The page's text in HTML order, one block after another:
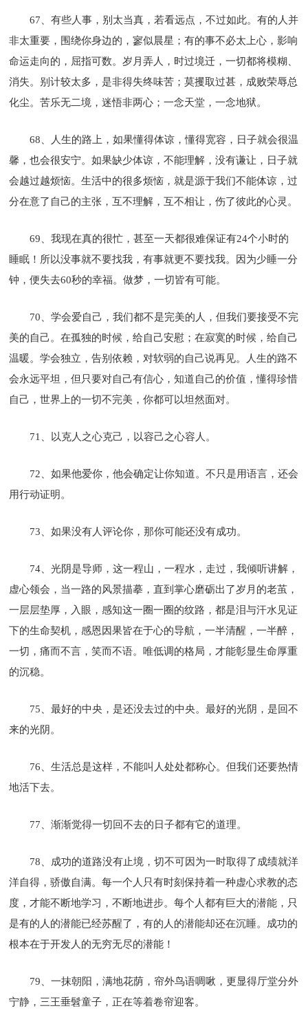
67、有些人事，别太当真，若看远点，不过如此。有的人并
非太重要，围绕你身边的，寥似晨星；有的事不必太上心，影响
命运走向的，屈指可数。岁月弄人，时过境迁，一切都将模糊、
消失。别计较太多，是非得失终味苦；莫攫取过甚，成败荣辱总
化尘。苦乐无二境，迷悟非两心；一念天堂，一念地狱。
68、人生的路上，如果懂得体谅，懂得宽容，日子就会很温
馨，也会很安宁。如果缺少体谅，不能理解，没有谦让，日子就
会越过越烦恼。生活中的很多烦恼，就是源于我们不能体谅，过
分在意了自己的主张，互不理解，互不相让，伤了彼此的心灵。
69、我现在真的很忙，甚至一天都很难保证有24个小时的
睡眠！所以没事就不要找我，有事就更不要找我。因为少睡一分
钟，便失去60秒的幸福。做梦，一切皆有可能。
70、学会爱自己，我们都不是完美的人，但我们要接受不完
美的自己。在孤独的时候，给自己安慰；在寂寞的时候，给自己
温暖。学会独立，告别依赖，对软弱的自己说再见。人生的路不
会永远平坦，但只要对自己有信心，知道自己的价值，懂得珍惜
自己，世界上的一切不完美，你都可以坦然面对。
71、以克人之心克己，以容己之心容人。
72、如果他爱你，他会确定让你知道。不只是用语言，还会
用行动证明。
73、如果没有人评论你，那你可能还没有成功。
74、光阴是导师，这一程山，一程水，走过，我倾听讲解，
虚心领会，当一路的风景描摹，直到掌心磨砺出了岁月的老茧，
一层层垫厚，入眼，感知这一圈一圈的纹路，都是泪与汗水见证
下的生命契机，感恩因果皆在于心的导航，一半清醒，一半醉，
一切，痛而不言，笑而不语。唯低调的格局，才能彰显生命厚重
的沉稳。
75、最好的中央，是还没去过的中央。最好的光阴，是回不
来的光阴。
76、生活总是这样，不能叫人处处都称心。但我们还要热情
地活下去。
77、渐渐觉得一切回不去的日子都有它的道理。
78、成功的道路没有止境，切不可因为一时取得了成绩就洋
洋自得，骄傲自满。每一个人只有时刻保持着一种虚心求教的态
度，才能不断地学习，不断地进步。每个人都有巨大的潜能，只
是有的人的潜能已经苏醒了，有的人的潜能却还在沉睡。成功的
根本在于开发人的无穷无尽的潜能！
79、一抹朝阳，满地花荫，帘外鸟语啁啾，更显得厅堂分外
宁静，三王垂髫童子，正在等着卷帘迎客。